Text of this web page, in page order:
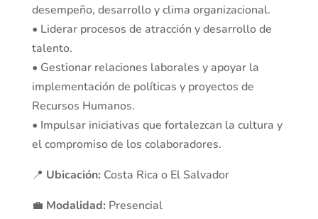
desempeño, desarrollo y clima organizacional.
• Liderar procesos de atracción y desarrollo de
talento.
• Gestionar relaciones laborales y apoyar la
implementación de políticas y proyectos de
Recursos Humanos.
• Impulsar iniciativas que fortalezcan la cultura y
el compromiso de los colaboradores.
📍 Ubicación: Costa Rica o El Salvador
💼 Modalidad: Presencial